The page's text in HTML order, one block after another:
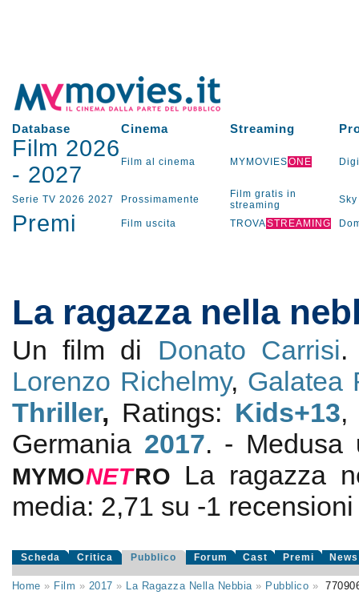
Database Cinema Streaming
Film 2026
- 2027 Film al cinema MYMOVIESONE
Serie TV 2026 2027 Prossimamente
Film gratis in
streaming
Sky
Premi Film uscita TROVASTREAMING
La ragazza nella
Un film di Donato Carrisi.
Lorenzo Richelmy, Galatea
Thriller, Ratings: Kids+13,
Germania 2017. - Medusa
MYMONETRO
La ragazza
media: 2,71 su -1
Scheda Critica Pubblico Forum Cast Premi News
Home » Film » 2017 » La Ragazza Nella Nebbia» Pubblico »